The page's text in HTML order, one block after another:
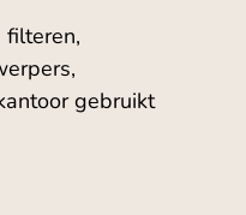
filteren,
gebruikt